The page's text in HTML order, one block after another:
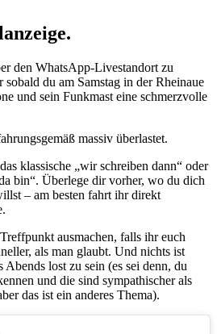
den WhatsApp-Livestandort zu
du am Samstag in der Rheinaue
und sein Funkmast eine schmerzvolle
massiv überlastet.
klassische „wir schreiben dann“ oder
bin“. Überlege dir vorher, wo du dich
– am besten fahrt ihr direkt
ausmachen, falls ihr euch
als man glaubt. Und nichts ist
Abends lost zu sein (es sei denn, du
und die sind sympathischer als
das ist ein anderes Thema).